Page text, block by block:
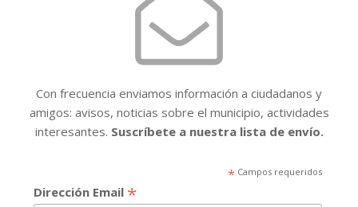
Con frecuencia enviamos información a ciudadanos y
amigos: avisos, noticias sobre el municipio, actividades
interesantes. Suscríbete a nuestra lista de envío.
*Campos requeridos
Dirección Email *